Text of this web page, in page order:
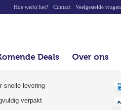
Hoe werkt het? Contact Veelgestelde vragen
Deals Over ons
snelle levering
verpakt